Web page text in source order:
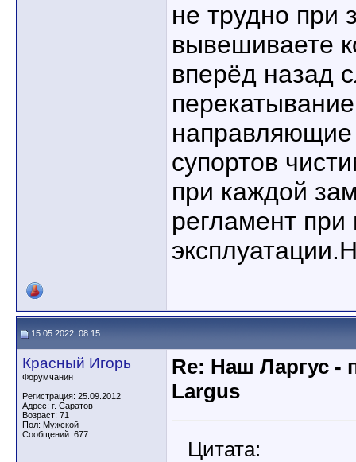
не трудно при
вывешиваете
вперёд назад
супортов
при каждой
регламент при
15.05.2022, 08:15
Красный Игорь
Форумчанин
Регистрация: 25.09.2012
Адрес: г. Саратов
Возраст: 71
Пол: Мужской
Сообщений: 677
Re: Наш Ларгус -
Largus
Цитата: